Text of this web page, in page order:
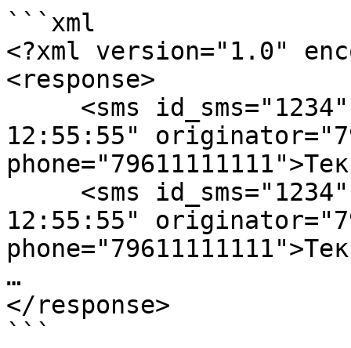
```xml
<?xml version="1.0"
<response>
12:55:55"
12:55:55"
…
</response>
```